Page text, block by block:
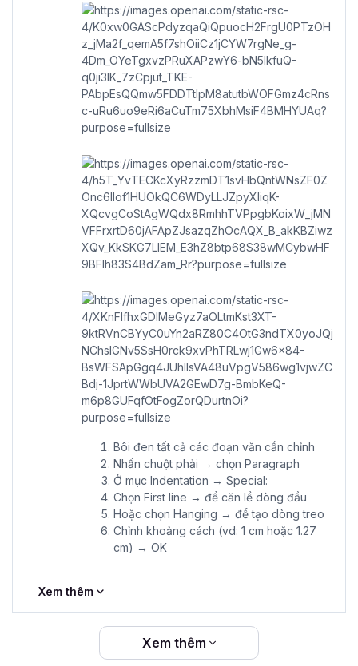
Bôi đen tất cả các đoạn văn cần chỉnh
Nhấn chuột phải → chọn Paragraph
Ở mục Indentation → Special:
Chọn First line → để căn lề dòng đầu
Hoặc chọn Hanging → để tạo dòng treo
Chỉnh khoảng cách (vd: 1 cm hoặc 1.27
cm) → OK
Xem thêm
Xem thêm